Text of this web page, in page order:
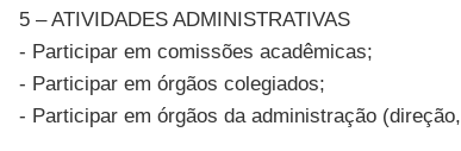
5 – ATIVIDADES ADMINISTRATIVAS
- Participar em comissões acadêmicas;
- Participar em órgãos colegiados;
- Participar em órgãos da administração